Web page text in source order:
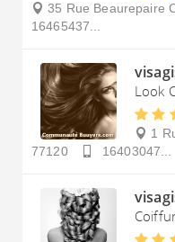
35 Rue Beaurepaire
16465437...
Look
1
77120
16403047...